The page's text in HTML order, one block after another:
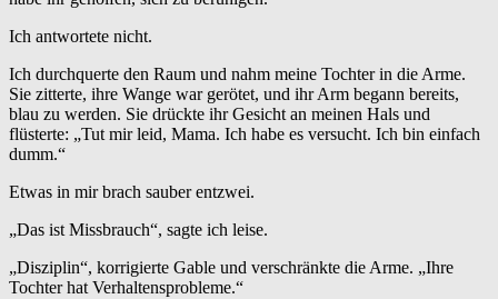
Ich antwortete nicht.
Ich durchquerte den Raum und nahm meine Tochter in die Arme.
Sie zitterte, ihre Wange war gerötet, und ihr Arm begann bereits,
blau zu werden. Sie drückte ihr Gesicht an meinen Hals und
flüsterte: „Tut mir leid, Mama. Ich habe es versucht. Ich bin einfach
dumm.“
Etwas in mir brach sauber entzwei.
„Das ist Missbrauch“, sagte ich leise.
„Disziplin“, korrigierte Gable und verschränkte die Arme. „Ihre
Tochter hat Verhaltensprobleme.“